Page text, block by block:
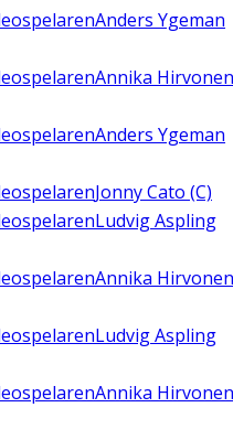
Anders Ygeman
Annika Hirvonen
Anders Ygeman
Jonny Cato (C)
Ludvig Aspling
Annika Hirvonen
Ludvig Aspling
Annika Hirvonen